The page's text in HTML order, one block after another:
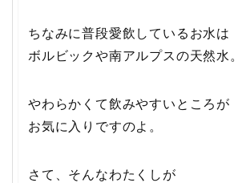
ちなみに普段愛飲しているお水は
ボルビックや南アルプスの天然水。
やわらかくて飲みやすいところが
お気に入りですのよ。
さて、そんなわたくしが